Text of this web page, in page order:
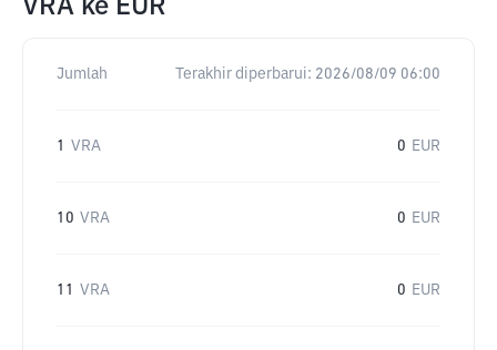
VRA ke EUR
Jumlah Terakhir diperbarui: 2026/08/09 06:00
1 VRA 0 EUR
10 VRA 0 EUR
11 VRA 0 EUR